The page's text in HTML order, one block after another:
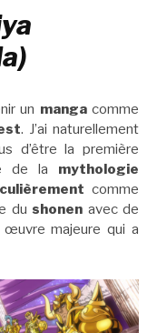
un mangacomme
. J’ai naturellement
d’être la première
de la mythologie
comme
du shonen avec de
majeure qui a